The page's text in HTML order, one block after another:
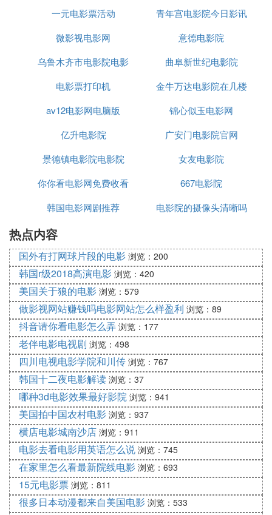
珠海的一座很热门的山，石景山上山石嶙峋古怪，酷
山顶还可以看到海景以及珠海市貌，山上还有好多千
奇百怪的好玩的'等着你们发现。
的情侣，草地绿绿的，也有很多人在那里野餐，很有
海滨浴场
珠海香洲区唯一的浴场，人工铺的沙滩，很多小孩子
和情侣在那里，天气好的时候海水比较清，也是个好
海岛
东澳岛、外伶仃岛、庙湾岛、九洲岛、荷包岛、淇澳
岛、桂山岛、鳄鱼岛、野狸岛、担杆岛、横琴岛、高
栏岛、万山岛、白沥岛、三灶岛、小万山岛等好多好
多海岛，适合周末出去游玩，看看日出吹吹海风，很
有情趣的，不过如果不想成为黑炭回来，防晒作业请
做好，有洁癖者请勿随意挑战帐篷住宿，除非你想尝
试一觉起来被沙埋的滋味。岛上各类用水都要人民
币，尤其是洗澡，所以不要被便宜的团购票欺骗阿。
珠海好玩的地方推荐其他游玩类
长隆海洋王国
珠海的招牌游乐园，以水上活动为主，是长隆集团投
资建设的又一个世界级超大型综合主题旅游度假区。
其应用国际先进技术和经验，全力打造一个集主题公
园、豪华酒店、商务会展、旅游购物、体育休闲于一
体的超级旅游度假区，这里将成为“世界级旅游巨无
霸”和“世界的长隆”。
典礼全视频
一元电影票活动
青年宫电影院今日影讯
微影视电影网
意德电影院
乌鲁木齐市电影院电影
城
曲阜新世纪电影院
电影票打印机
金牛万达电影院在几楼
av12电影网电脑版
锦心似玉电影网
亿升电影院
广安门电影院官网
景德镇电影院电影院
女友电影院
你你看电影网免费收看
667电影院
韩国电影网剧推荐
电影院的摄像头清晰吗
热点内容
国外有打网球片段的电影 浏览：200
韩国r级2018高演电影 浏览：420
美国关于狼的电影 浏览：579
做影视网站赚钱吗电影网站怎么样盈利 浏览：89
抖音请你看电影怎么弄 浏览：177
老伴电影电视剧 浏览：498
四川电视电影学院和川传 浏览：767
韩国十二夜电影解读 浏览：37
哪种3d电影效果最好影院 浏览：941
美国拍中国农村电影 浏览：937
横店电影城南沙店 浏览：911
电影去看电影用英语怎么说 浏览：745
在家里怎么看最新院线电影 浏览：693
15元电影票 浏览：811
很多日本动漫都来自美国电影 浏览：533